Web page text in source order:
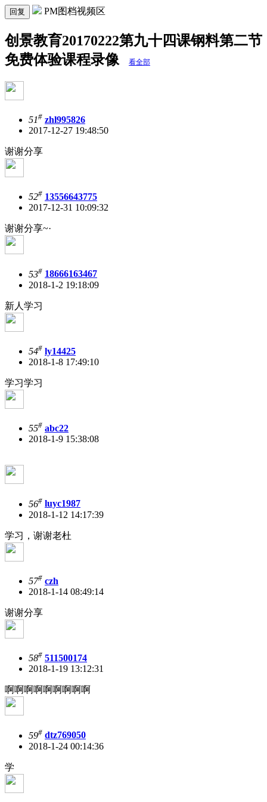
回复 PM图档视频区
创景教育20170222第九十四课钢料第二节
免费体验课程录像
看全部
51# zhl995826
2017-12-27 19:48:50
谢谢分享
52# 13556643775
2017-12-31 10:09:32
谢谢分享~·
53# 18666163467
2018-1-2 19:18:09
新人学习
54# ly14425
2018-1-8 17:49:10
学习学习
55# abc22
2018-1-9 15:38:08
56# luyc1987
2018-1-12 14:17:39
学习，谢谢老杜
57# czh
2018-1-14 08:49:14
谢谢分享
58# 511500174
2018-1-19 13:12:31
啊啊啊啊啊啊啊啊啊
59# dtz769050
2018-1-24 00:14:36
学